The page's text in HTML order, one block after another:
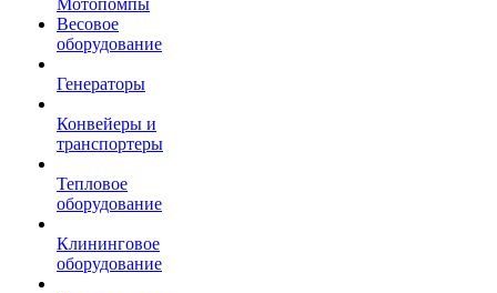
Мотопомпы
Весовое
оборудование
Генераторы
Конвейеры и
транспортеры
Тепловое
оборудование
Клининговое
оборудование